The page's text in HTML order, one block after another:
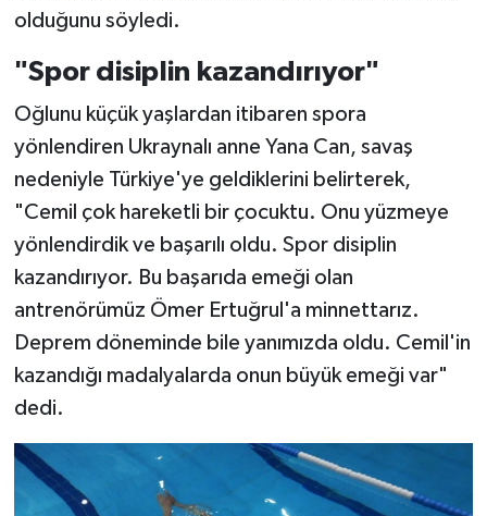
olduğunu söyledi.
"Spor disiplin kazandırıyor"
Oğlunu küçük yaşlardan itibaren spora
yönlendiren Ukraynalı anne Yana Can, savaş
nedeniyle Türkiye'ye geldiklerini belirterek,
"Cemil çok hareketli bir çocuktu. Onu yüzmeye
yönlendirdik ve başarılı oldu. Spor disiplin
kazandırıyor. Bu başarıda emeği olan
antrenörümüz Ömer Ertuğrul'a minnettarız.
Deprem döneminde bile yanımızda oldu. Cemil'in
kazandığı madalyalarda onun büyük emeği var"
dedi.